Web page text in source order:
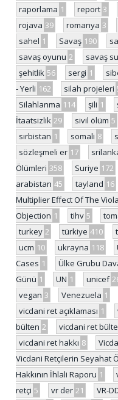
raporlama 1 report 3
rojava 39 romanya 3
sahel 1 Savaş 190
savaş oyunu 2 savaş
şehitlik 56 sergi 1
- Yerli 162 silah projeleri
Silahlanma 114 şili 1
İtaatsizlik 29 sivil ölüm 5
sırbistan 1 somali 8
sözleşmeli er 17
Ölümleri 358 Suriye 172
arabistan 45 tayland 16
Multiplier Effect Of The
Objection 1 tihv 5
turkey 2 türkiye 410
ucm 10 ukrayna 118
Cases 1 Ülke Grubu
Günü 1 UN 1 unicef
vegan 3 Venezuela 1
vicdani ret açıklaması 1
bülten 2 vicdani ret
vicdani ret hakkı 8
Vicdani Retçilerin Seyahat
Hakkının İhlali Raporu 1
retçi 5 vr der 21 VR-